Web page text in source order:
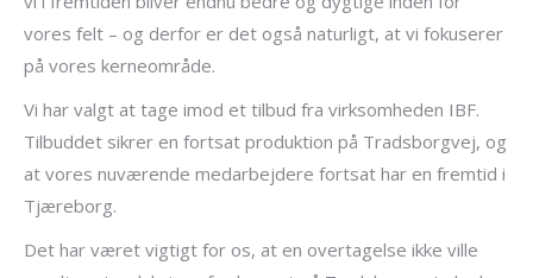
vores felt – og derfor er det også naturligt, at vi fokuserer
på vores kerneområde.
Vi har valgt at tage imod et tilbud fra virksomheden IBF.
Tilbuddet sikrer en fortsat produktion på Tradsborgvej, og
at vores nuværende medarbejdere fortsat har en fremtid i
Tjæreborg.
Det har været vigtigt for os, at en overtagelse ikke ville